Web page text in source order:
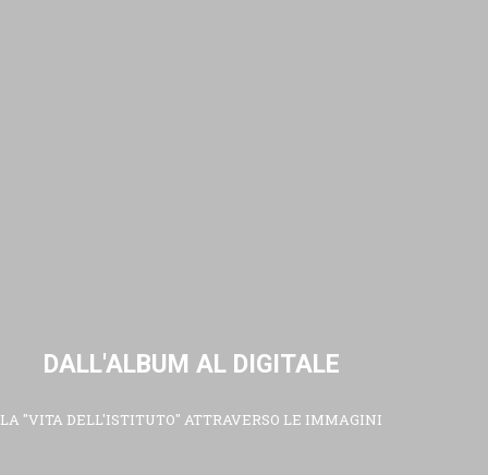
DALL'ALBUM AL DIGITALE
LA "VITA DELL'ISTITUTO" ATTRAVERSO LE IMMAGINI